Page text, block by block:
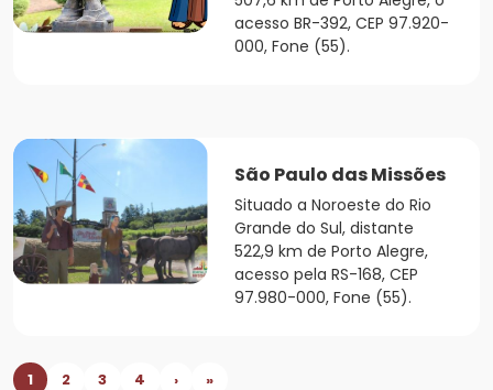
acesso BR-392, CEP 97.920-
000, Fone (55).
São Paulo das Missões
Situado a Noroeste do Rio
Grande do Sul, distante
522,9 km de Porto Alegre,
acesso pela RS-168, CEP
97.980-000, Fone (55).
1 2 3 4 › »